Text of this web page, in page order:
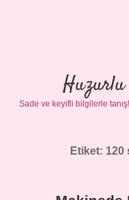
Huzurlu
Sade ve keyifli bilgilerle tanış!
Etiket: 120